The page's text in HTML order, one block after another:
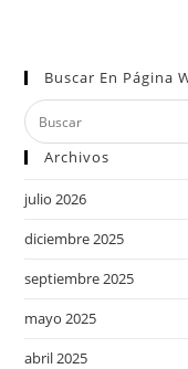
Buscar En Página
Archivos
julio 2026
diciembre 2025
septiembre 2025
mayo 2025
abril 2025